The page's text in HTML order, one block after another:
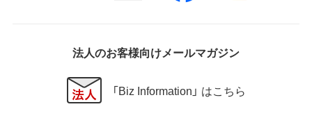
法人のお客様向けメールマガジン
「Biz Information」 はこちら